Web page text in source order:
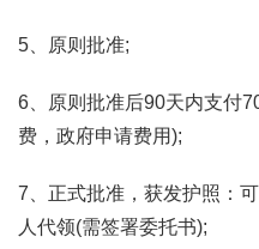
5、原则批准;
6、原则批准后90天内支付
费，政府申请费用);
7、正式批准，获发护照：
人代领(需签署委托书);